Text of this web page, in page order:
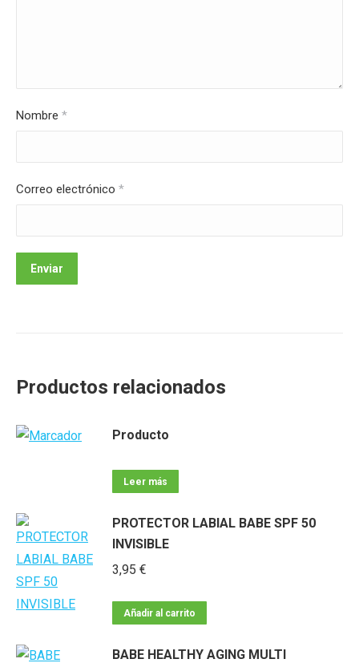
Nombre *
Correo electrónico *
Productos relacionados
Producto
Leer más
PROTECTOR LABIAL BABE SPF 50
INVISIBLE
3,95 €
Añadir al carrito
BABE HEALTHY AGING MULTI